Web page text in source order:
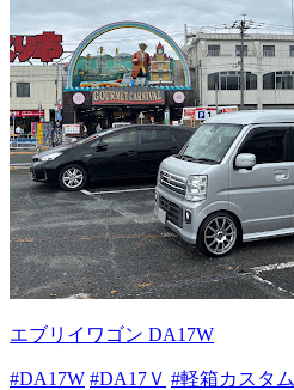
エブリイワゴン DA17W
#DA17W #DA17Ｖ #軽箱カスタム